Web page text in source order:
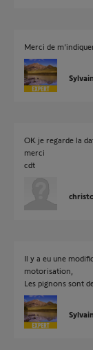
Merci de
OK je regarde la
merci
cdt
Il y a eu une
motorisation,
Les pignons sont